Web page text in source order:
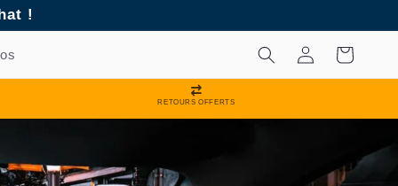
!
ConnexionPanier
RETOURS OFFERTS